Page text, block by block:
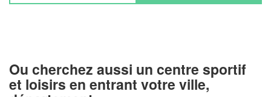
Ou cherchez aussi un centre sportif
et loisirs en entrant votre ville,